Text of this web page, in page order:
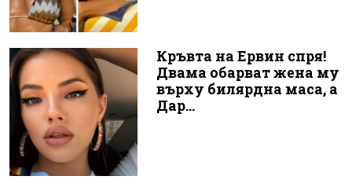
Кръвта на Ервин спря!
Двама обарват жена му
върху билярдна маса, а
Дар...